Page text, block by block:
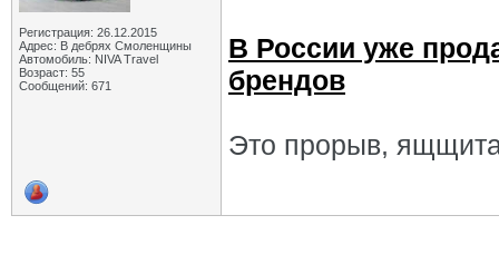
Регистрация: 26.12.2015
Адрес: В дебрях Смоленщины
Автомобиль: NIVA Travel
Возраст: 55
Сообщений: 671
В России уже
брендов
Это прорыв,